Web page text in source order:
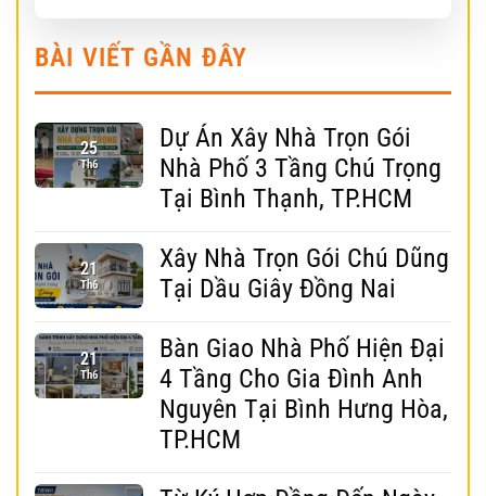
BÀI VIẾT GẦN ĐÂY
25
Th6
Dự Án Xây Nhà Trọn Gói
Nhà Phố 3 Tầng Chú Trọng
Tại Bình Thạnh, TP.HCM
21
Th6
Xây Nhà Trọn Gói Chú Dũng
Tại Dầu Giây Đồng Nai
21
Th6
Bàn Giao Nhà Phố Hiện Đại
4 Tầng Cho Gia Đình Anh
Nguyên Tại Bình Hưng Hòa,
TP.HCM